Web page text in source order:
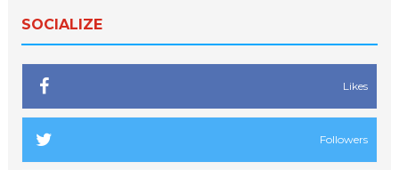
SOCIALIZE
Likes
Followers